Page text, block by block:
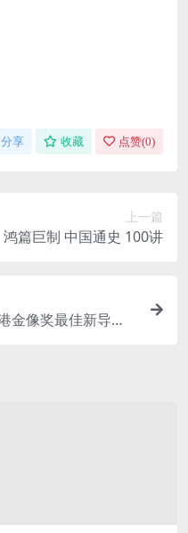
分享 收藏 点赞(0)
上一篇
鸿篇巨制 中国通史 100讲